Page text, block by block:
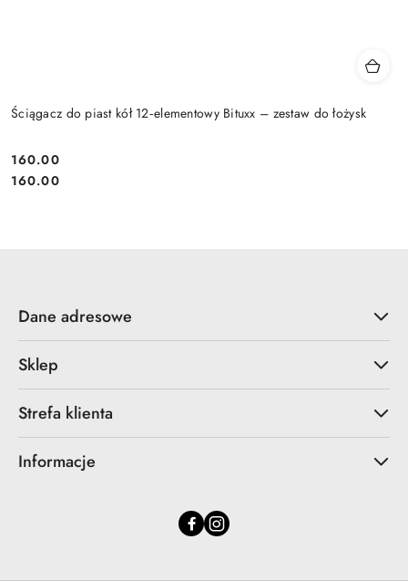
Ściągacz do piast kół 12‑elementowy Bituxx – zestaw do łożysk
Cena:
160.00
Cena:
160.00
Dane adresowe
Sklep
Strefa klienta
Informacje